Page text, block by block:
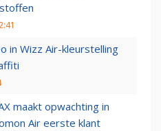
in Wizz Air-kleurstelling
maakt opwachting in
Air eerste klant